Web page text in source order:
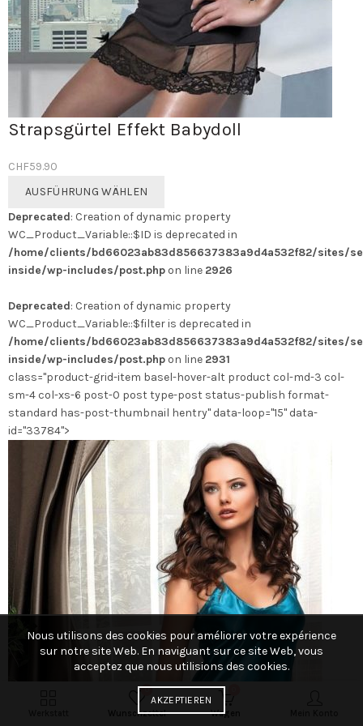
Strapsgürtel Effekt Babydoll
CHF59.90
AUSFÜHRUNG WÄHLEN
weist
mehrere
Varianten
auf.
Optionen
können
auf
der
Produktseite
gewählt
werden
Deprecated: Creation of dynamic property
WC_Product_Variable::$ID is deprecated in
/home/clients/bd66023ab83d856637383a9d4a532f82/sites/
inside/wp-includes/post.php on line 2926
Deprecated: Creation of dynamic property
WC_Product_Variable::$filter is deprecated in
/home/clients/bd66023ab83d856637383a9d4a532f82/sites/
inside/wp-includes/post.php on line 2931
class="product-grid-item basel-hover-alt product col-md-3 col-
sm-4 col-xs-6 post-0 post type-post status-publish format-
standard has-post-thumbnail hentry" data-loop="15" data-
id="33784">
0
Wunschzettel Wagen
Nous utilisons des cookies pour améliorer votre expérience
sur notre site Web. En naviguant sur ce site Web, vous
acceptez que nous utilisions des cookies.
AKZEPTIEREN